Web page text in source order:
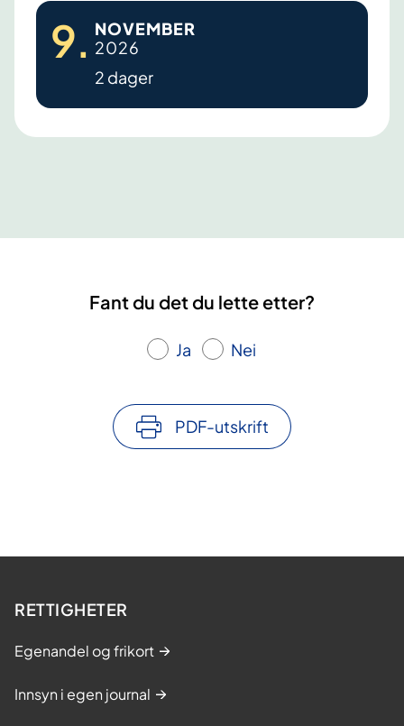
A
f
o
e
n
9. NOVEMBER
2026
2 dager
Fant du det du lette etter?
Ja Nei
PDF-utskrift
RETTIGHETER
Egenandel og frikort
Innsyn i egen journal